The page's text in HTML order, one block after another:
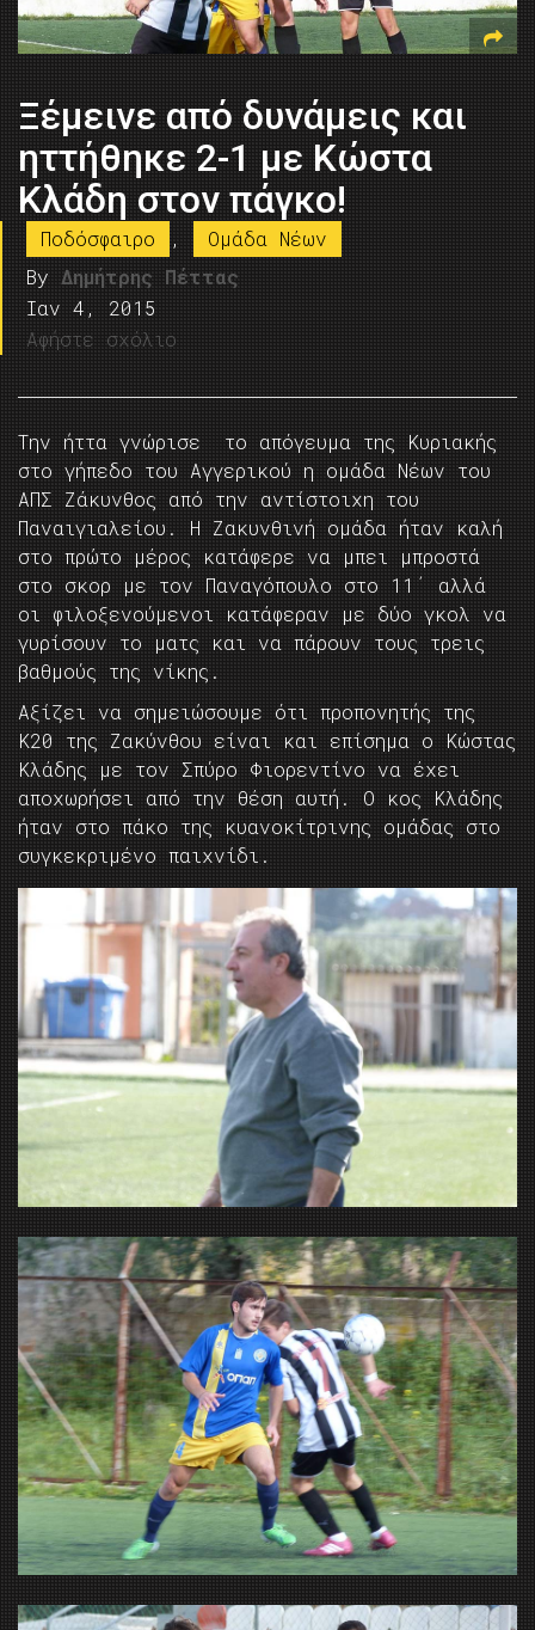
Ξέμεινε από δυνάμεις και
ηττήθηκε 2-1 με Κώστα
Κλάδη στον πάγκο!
Ποδόσφαιρο ,
Ομάδα Νέων
By Δημήτρης Πέττας
Ιαν 4, 2015
Αφήστε σχόλιο
Την ήττα γνώρισε το απόγευμα της Κυριακής
στο γήπεδο του Αγγερικού η ομάδα Νέων του
ΑΠΣ Ζάκυνθος από την αντίστοιχη του
Παναιγιαλείου. Η Ζακυνθινή ομάδα ήταν καλή
στο πρώτο μέρος κατάφερε να μπει μπροστά
στο σκορ με τον Παναγόπουλο στο 11΄ αλλά
οι φιλοξενούμενοι κατάφεραν με δύο γκολ να
γυρίσουν το ματς και να πάρουν τους τρεις
βαθμούς της νίκης.
Αξίζει να σημειώσουμε ότι προπονητής της
Κ20 της Ζακύνθου είναι και επίσημα ο Κώστας
Κλάδης με τον Σπύρο Φιορεντίνο να έχει
αποχωρήσει από την θέση αυτή. Ο κος Κλάδης
ήταν στο πάκο της κυανοκίτρινης ομάδας στο
συγκεκριμένο παιχνίδι.